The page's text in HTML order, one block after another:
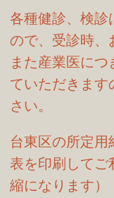
各種健診、検診
ので、受診時、
また産業医に
ていただきます
さい。
台東区の所定用
表を印刷してご
縮になります）